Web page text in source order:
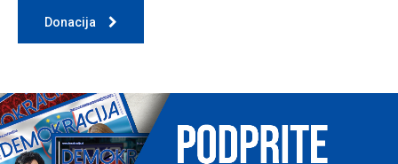
Donacija